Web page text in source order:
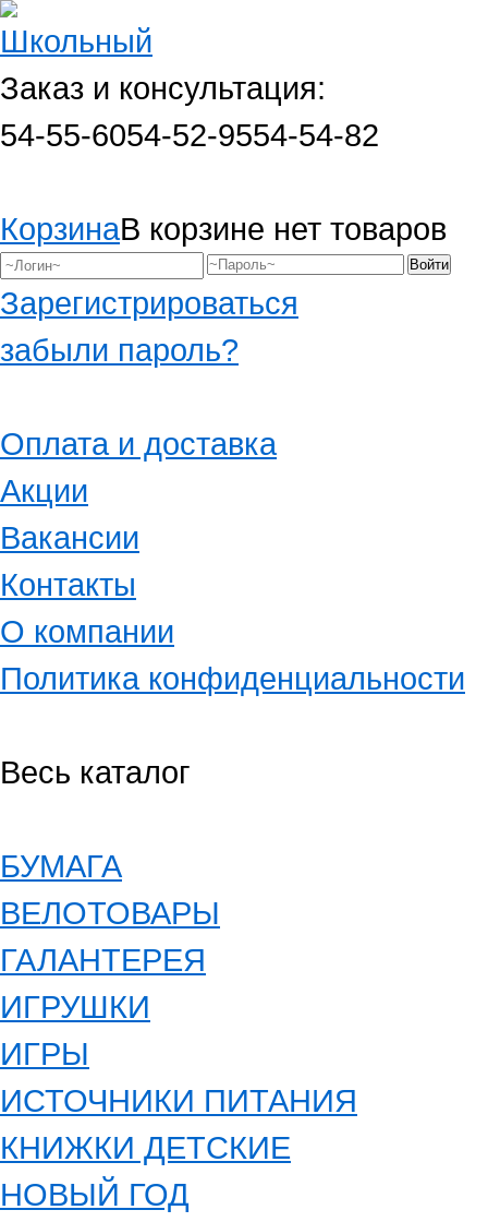
Заказ и консультация:
54-55-6054-52-9554-54-82
КорзинаВ корзине нет товаров
Зарегистрироваться
забыли пароль?
Оплата и доставка
Акции
Вакансии
Контакты
О компании
Политика конфиденциальности
Весь каталог
БУМАГА
ВЕЛОТОВАРЫ
ГАЛАНТЕРЕЯ
ИГРУШКИ
ИГРЫ
ИСТОЧНИКИ ПИТАНИЯ
КНИЖКИ ДЕТСКИЕ
НОВЫЙ ГОД